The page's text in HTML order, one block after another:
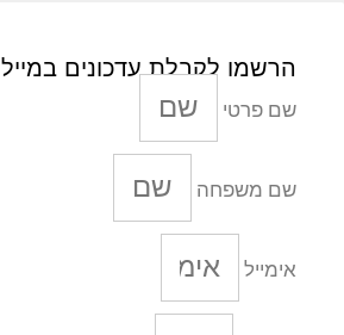
הרשמו לקבלת עדכונים במייל
שם פרטי
שם משפחה
אימייל